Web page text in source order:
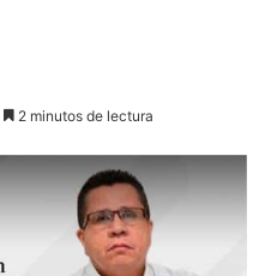
2 minutos de lectura